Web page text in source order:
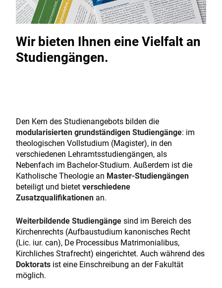
Wir bieten Ihnen eine Vielfalt an
Studiengängen.
Den Kern des Studienangebots bilden die
modularisierten grundständigen Studiengänge: im
theologischen Vollstudium (Magister), in den
verschiedenen Lehramtsstudiengängen, als
Nebenfach im Bachelor-Studium. Außerdem ist die
Katholische Theologie an Master-Studiengängen
beteiligt und bietet verschiedene
Zusatzqualifikationen an.
Weiterbildende Studiengänge sind im Bereich des
Kirchenrechts (Aufbaustudium kanonisches Recht
(Lic. iur. can), De Processibus Matrimonialibus,
Kirchliches Strafrecht) eingerichtet. Auch während des
Doktorats ist eine Einschreibung an der Fakultät
möglich.